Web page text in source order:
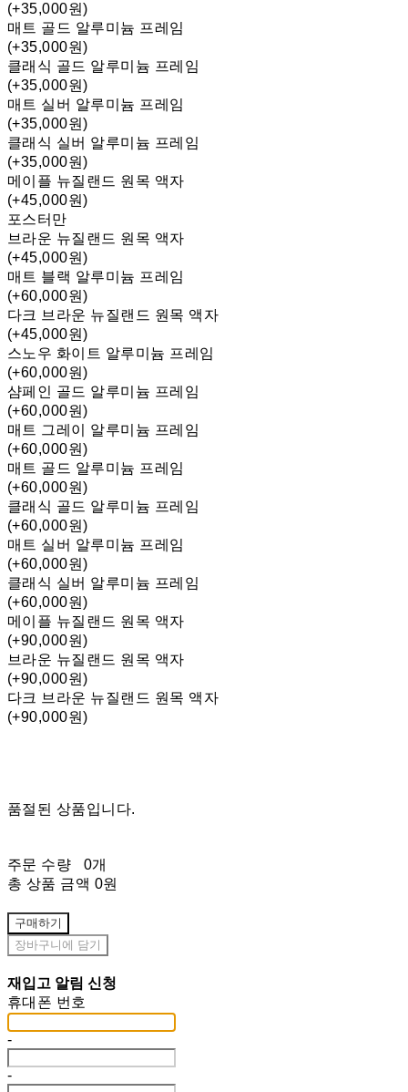
(+35,000원)
매트 골드 알루미늄 프레임
(+35,000원)
클래식 골드 알루미늄 프레임
(+35,000원)
매트 실버 알루미늄 프레임
(+35,000원)
클래식 실버 알루미늄 프레임
(+35,000원)
메이플 뉴질랜드 원목 액자
(+45,000원)
포스터만
브라운 뉴질랜드 원목 액자
(+45,000원)
매트 블랙 알루미늄 프레임
(+60,000원)
다크 브라운 뉴질랜드 원목 액자
(+45,000원)
스노우 화이트 알루미늄 프레임
(+60,000원)
샴페인 골드 알루미늄 프레임
(+60,000원)
매트 그레이 알루미늄 프레임
(+60,000원)
매트 골드 알루미늄 프레임
(+60,000원)
클래식 골드 알루미늄 프레임
(+60,000원)
매트 실버 알루미늄 프레임
(+60,000원)
클래식 실버 알루미늄 프레임
(+60,000원)
메이플 뉴질랜드 원목 액자
(+90,000원)
브라운 뉴질랜드 원목 액자
(+90,000원)
다크 브라운 뉴질랜드 원목 액자
(+90,000원)
품절된 상품입니다.
주문 수량
0개
총 상품 금액 0원
구매하기
장바구니에 담기
재입고 알림 신청
휴대폰 번호
-
-